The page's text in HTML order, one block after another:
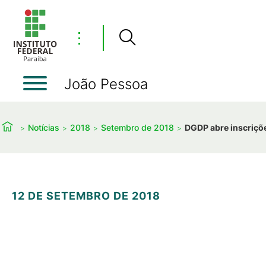
⋮
João Pessoa
Notícias 2018 Setembro de 2018 DGDP abre
12 DE SETEMBRO DE 2018